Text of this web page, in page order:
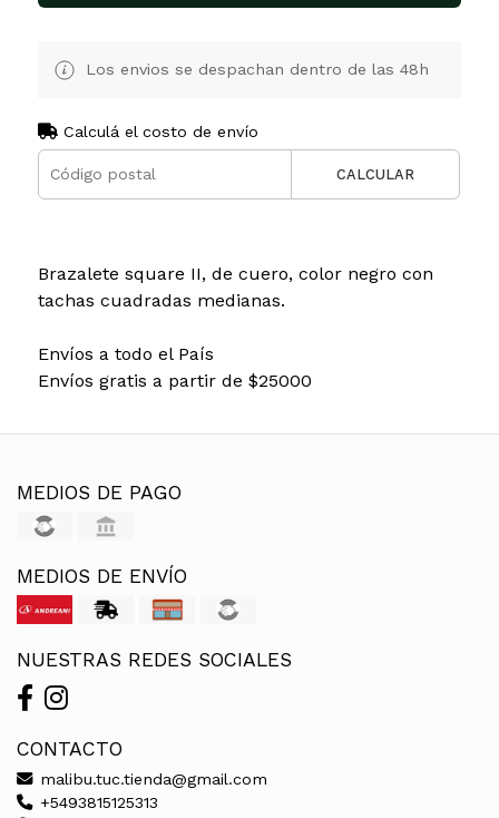
Los envios se despachan dentro de las 48h
Calculá el costo de envío
CALCULAR
Brazalete square II, de cuero, color negro con
tachas cuadradas medianas.
Envíos a todo el País
Envíos gratis a partir de $25000
MEDIOS DE PAGO
MEDIOS DE ENVÍO
NUESTRAS REDES SOCIALES
CONTACTO
malibu.tuc.tienda@gmail.com
+5493815125313